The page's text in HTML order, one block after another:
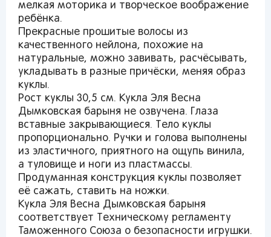
мелкая моторика и творческое воображение
ребёнка.
Прекрасные прошитые волосы из
качественного нейлона, похожие на
натуральные, можно завивать, расчёсывать,
укладывать в разные причёски, меняя образ
куклы.
Рост куклы 30,5 см. Кукла Эля Весна
Дымковская барыня не озвучена. Глаза
вставные закрывающиеся. Тело куклы
пропорционально. Ручки и голова выполнены
из эластичного, приятного на ощупь винила,
а туловище и ноги из пластмассы.
Продуманная конструкция куклы позволяет
её сажать, ставить на ножки.
Кукла Эля Весна Дымковская барыня
соответствует Техническому регламенту
Таможенного Союза о безопасности игрушки.
Запомнить меня
Забыли свой пароль?
Регистрация
товаров
Краснодар
Популярные регионы
Москва
Санкт-
Петербург
Киров
Липецк
Воронеж
Краснодар
Волгоград
Астрахань
Махачкала
Казань
Набережные
Челны
Нижний
Новгород
Ижевск